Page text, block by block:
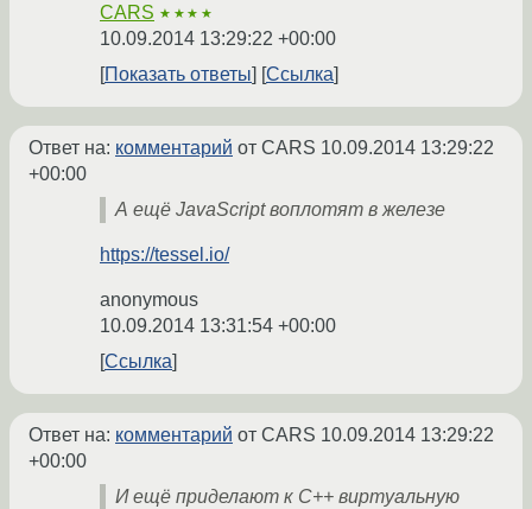
CARS ★★★★
10.09.2014 13:29:22 +00:00
Показать ответы
Ссылка
Ответ на: комментарий от CARS 10.09.2014 13:29:22
+00:00
А ещё JavaScript воплотят в железе
https://tessel.io/
anonymous
10.09.2014 13:31:54 +00:00
Ссылка
Ответ на: комментарий от CARS 10.09.2014 13:29:22
+00:00
И ещё приделают к C++ виртуальную